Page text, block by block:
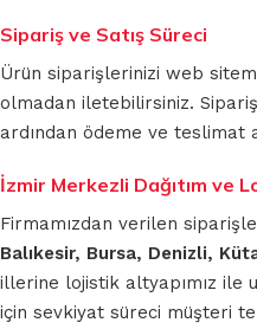
Sipariş ve Satış Süreci
Ürün siparişlerinizi web
olmadan iletebilirsiniz.
ardından ödeme ve teslimat
İzmir Merkezli Dağıtım ve
Firmamızdan verilen
Balıkesir, Bursa, Denizli,
illerine lojistik altyapımız ile
için sevkiyat süreci müşteri